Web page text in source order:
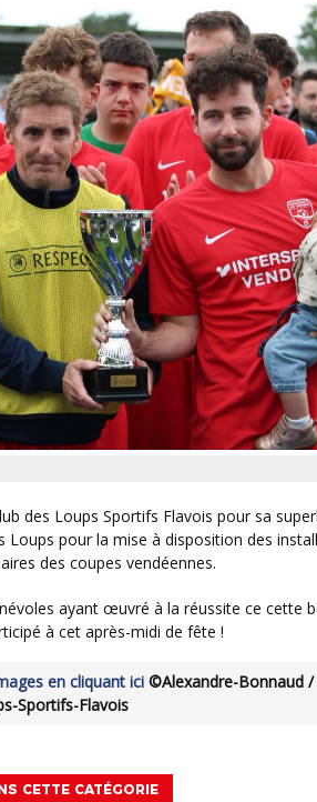
Loups pour la mise à disposition des
des coupes vendéennes.
à cet après-midi de fête !
en cliquant ici©Alexandre-Bonnaud /
Sportifs-Flavois
CETTE CATÉGORIE